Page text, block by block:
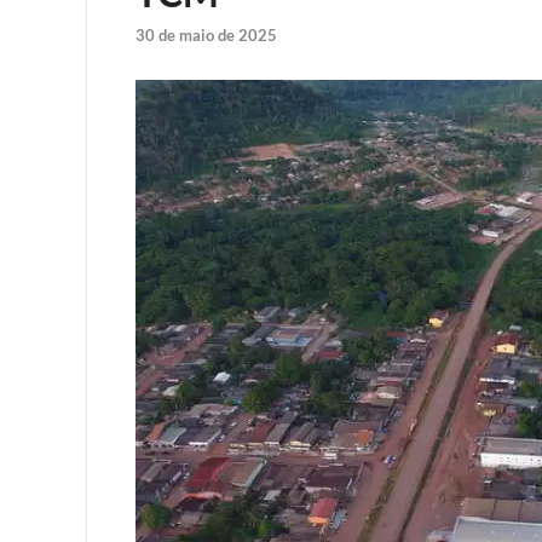
30 de maio de 2025